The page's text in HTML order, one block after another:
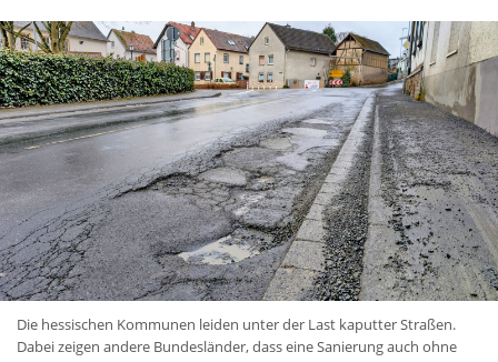
Die hessischen Kommunen leiden unter der Last kaputter Straßen.
Dabei zeigen andere Bundesländer, dass eine Sanierung auch ohne